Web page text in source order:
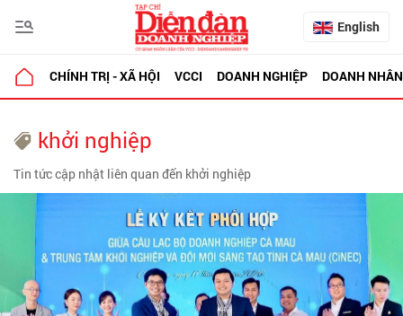
English
CHÍNH TRỊ - XÃ HỘI VCCI DOANH NGHIỆP DOANH NHÂN
khởi nghiệp
Tin tức cập nhật liên quan đến khởi nghiệp